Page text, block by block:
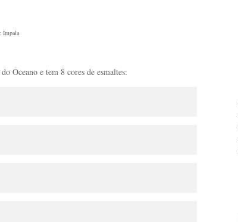
Impala
Oceano e tem 8 cores de esmaltes: